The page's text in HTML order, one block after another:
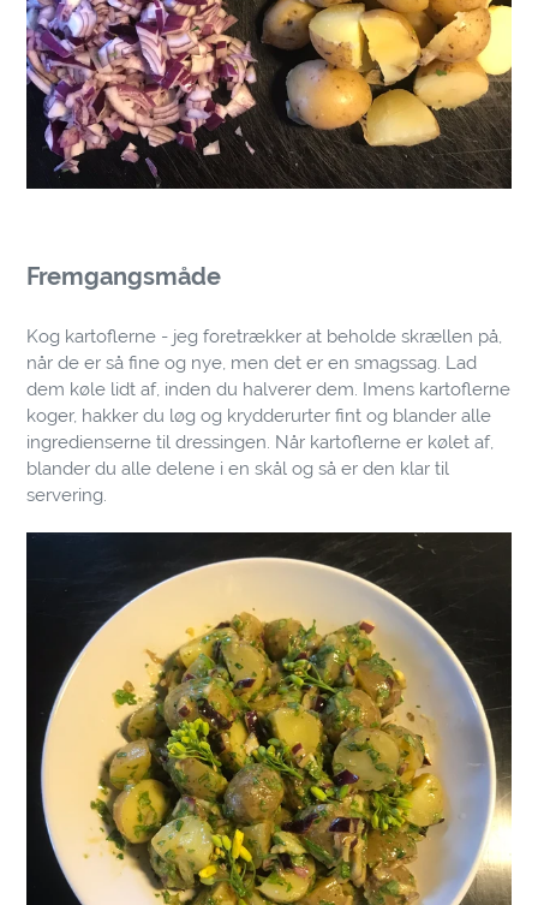
Fremgangsmåde
Kog kartoflerne - jeg foretrækker at beholde skrællen på,
når de er så fine og nye, men det er en smagssag. Lad
dem køle lidt af, inden du halverer dem. Imens kartoflerne
koger, hakker du løg og krydderurter fint og blander alle
ingredienserne til dressingen. Når kartoflerne er kølet af,
blander du alle delene i en skål og så er den klar til
servering.